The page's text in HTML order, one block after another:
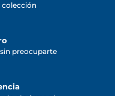
colección
preocuparte